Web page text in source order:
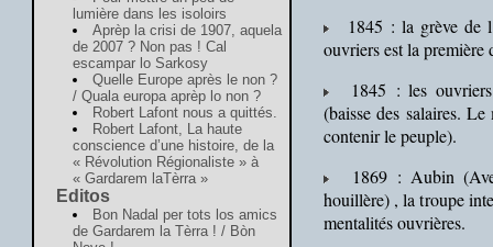
lumière dans les isoloirs
Aprèp la crisi de 1907, aquela
de 2007 ? Non pas ! Cal
escampar lo Sarkosy
Quelle Europe après le non ?
/ Quala europa aprèp lo non ?
Robert Lafont nous a quittés.
Robert Lafont, La haute
conscience d’une histoire, de la
« Révolution Régionaliste » à
« Gardarem laTèrra »
Editos
Bon Nadal per tots los amics
de Gardarem la Tèrra ! / Bòn
1845 : la grève de
ouvriers est la première
1845 : les ouvriers
(baisse des salaires.
contenir le peuple).
1869 : Aubin
houillère) , la troupe
mentalités ouvrières.